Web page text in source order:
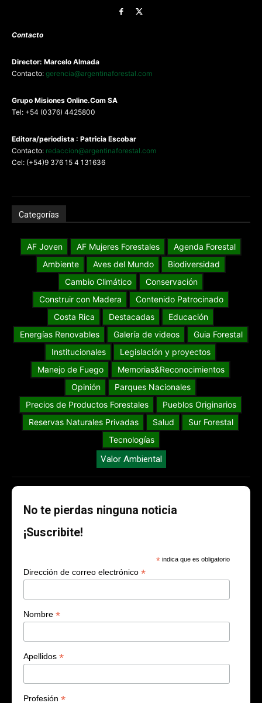
Contacto
Director: Marcelo Almada
Contacto: gerencia@argentinaforestal.com
Grupo Misiones Online.Com SA
Tel: +54 (0376) 4425800
Editora/periodista : Patricia Escobar
Contacto: redaccion@argentinaforestal.com
Cel: (+54)9 376 15 4 131636
Categorías
AF Joven AF Mujeres Forestales
Agenda Forestal
Ambiente
Aves del Mundo
Biodiversidad
Cambio Climático
Conservación
Construir con Madera
Contenido Patrocinado
Costa Rica
Destacadas
Educación
Energías Renovables
Galería de videos
Guia Forestal
Institucionales
Legislación y proyectos
Manejo de Fuego
Memorias&Reconocimientos
Opinión
Parques Nacionales
Precios de Productos Forestales
Pueblos Originarios
Reservas Naturales Privadas
Salud
Sur Forestal
Tecnologías
Valor Ambiental
No te pierdas ninguna noticia
¡Suscribite!
* indica que es obligatorio
Dirección de correo electrónico *
Nombre *
Apellidos *
Profesión *